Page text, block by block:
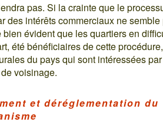
pas. Si la crainte que le
des intérêts commerciaux ne semble
évident que les quartiers en
été bénéficiaires de cette
du pays qui sont intéressées par
voisinage.
et déréglementation du